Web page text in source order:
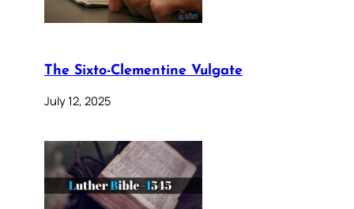
The Sixto-Clementine Vulgate
July 12, 2025